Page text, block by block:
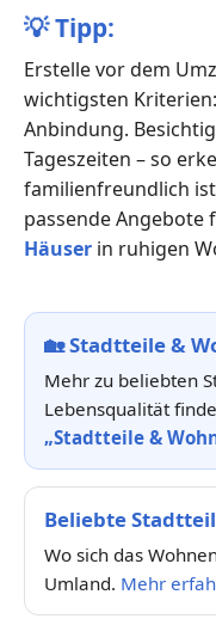
💡Tipp:
Erstelle vor dem
wichtigsten
Anbindung.
Tageszeiten – so
familienfreundlich
passende Angebote
Häuser in ruhigen
🏡Stadtteile &
Mehr zu beliebten
Lebensqualität
„Stadtteile &
Beliebte
Wo sich das
Umland. Mehr